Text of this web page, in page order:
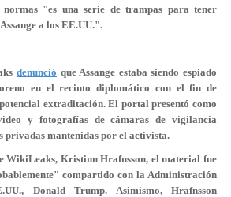
normas "es una serie de trampas para tener
a los EE.UU.".
denunció que Assange estaba siendo espiado
en el recinto diplomático con el fin de
extraditación. El portal presentó como
y fotografíasde cámaras de vigilancia
privadas mantenidas por el activista.
WikiLeaks, Kristinn Hrafnsson, el material fue
compartido con la Administración
Donald Trump. Asimismo, Hrafnsson